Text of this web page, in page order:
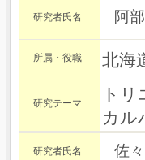
研究者氏名 阿
所属・役職 北海
研究テーマ
ト
カル
研究者氏名 佐